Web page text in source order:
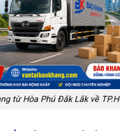
từ Hòa Phú Đắk Lắk về